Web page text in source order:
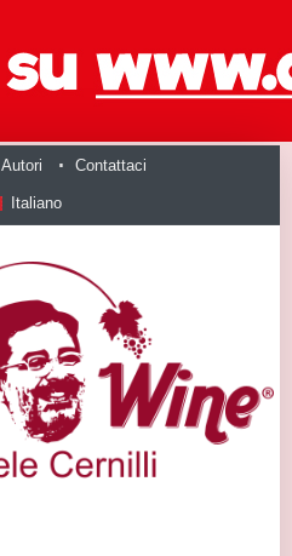
Autori Contattaci
Italiano